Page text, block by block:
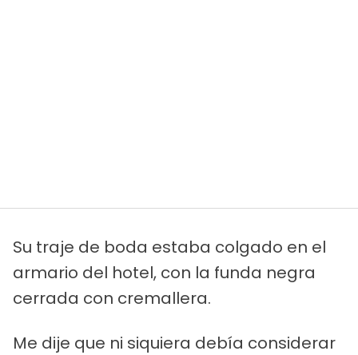
Su traje de boda estaba colgado en el
armario del hotel, con la funda negra
cerrada con cremallera.
Me dije que ni siquiera debía considerar